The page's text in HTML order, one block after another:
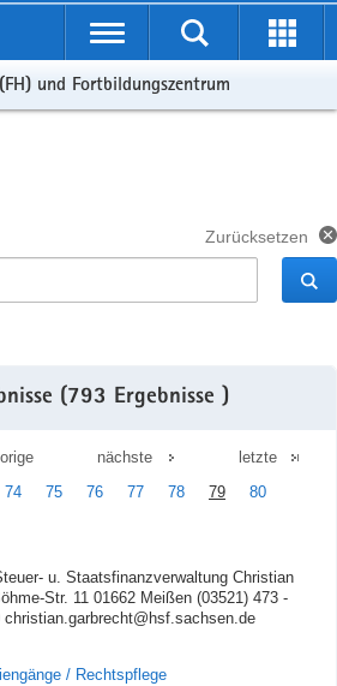
und Fortbildungszentrum
Zurücksetzen
(793 Ergebnisse )
74 75 76 77 78 79 80
nächste letzte
u. Staatsfinanzverwaltung Christian
Str. 11 01662 Meißen (03521) 473 -
christian.garbrecht@hsf.sachsen.de
/ Rechtspflege